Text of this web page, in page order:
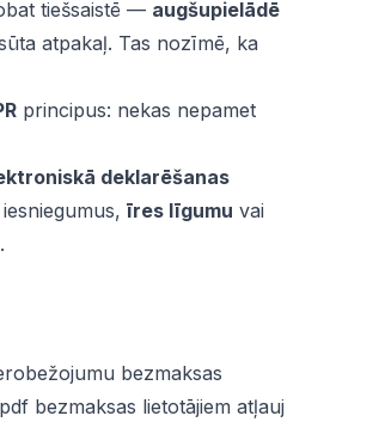
tiešsaistē — augšupielādē
atpakaļ. Tas nozīmē, ka
principus: nekas nepamet
deklarēšanas
īres līgumu vai
bezmaksas
bezmaksas lietotājiem atļauj